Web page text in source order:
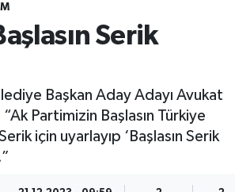
Serik
Başkan Aday Adayı Avukat
Partimizin Başlasın Türkiye
Serik için uyarlayıp ‘Başlasın Serik